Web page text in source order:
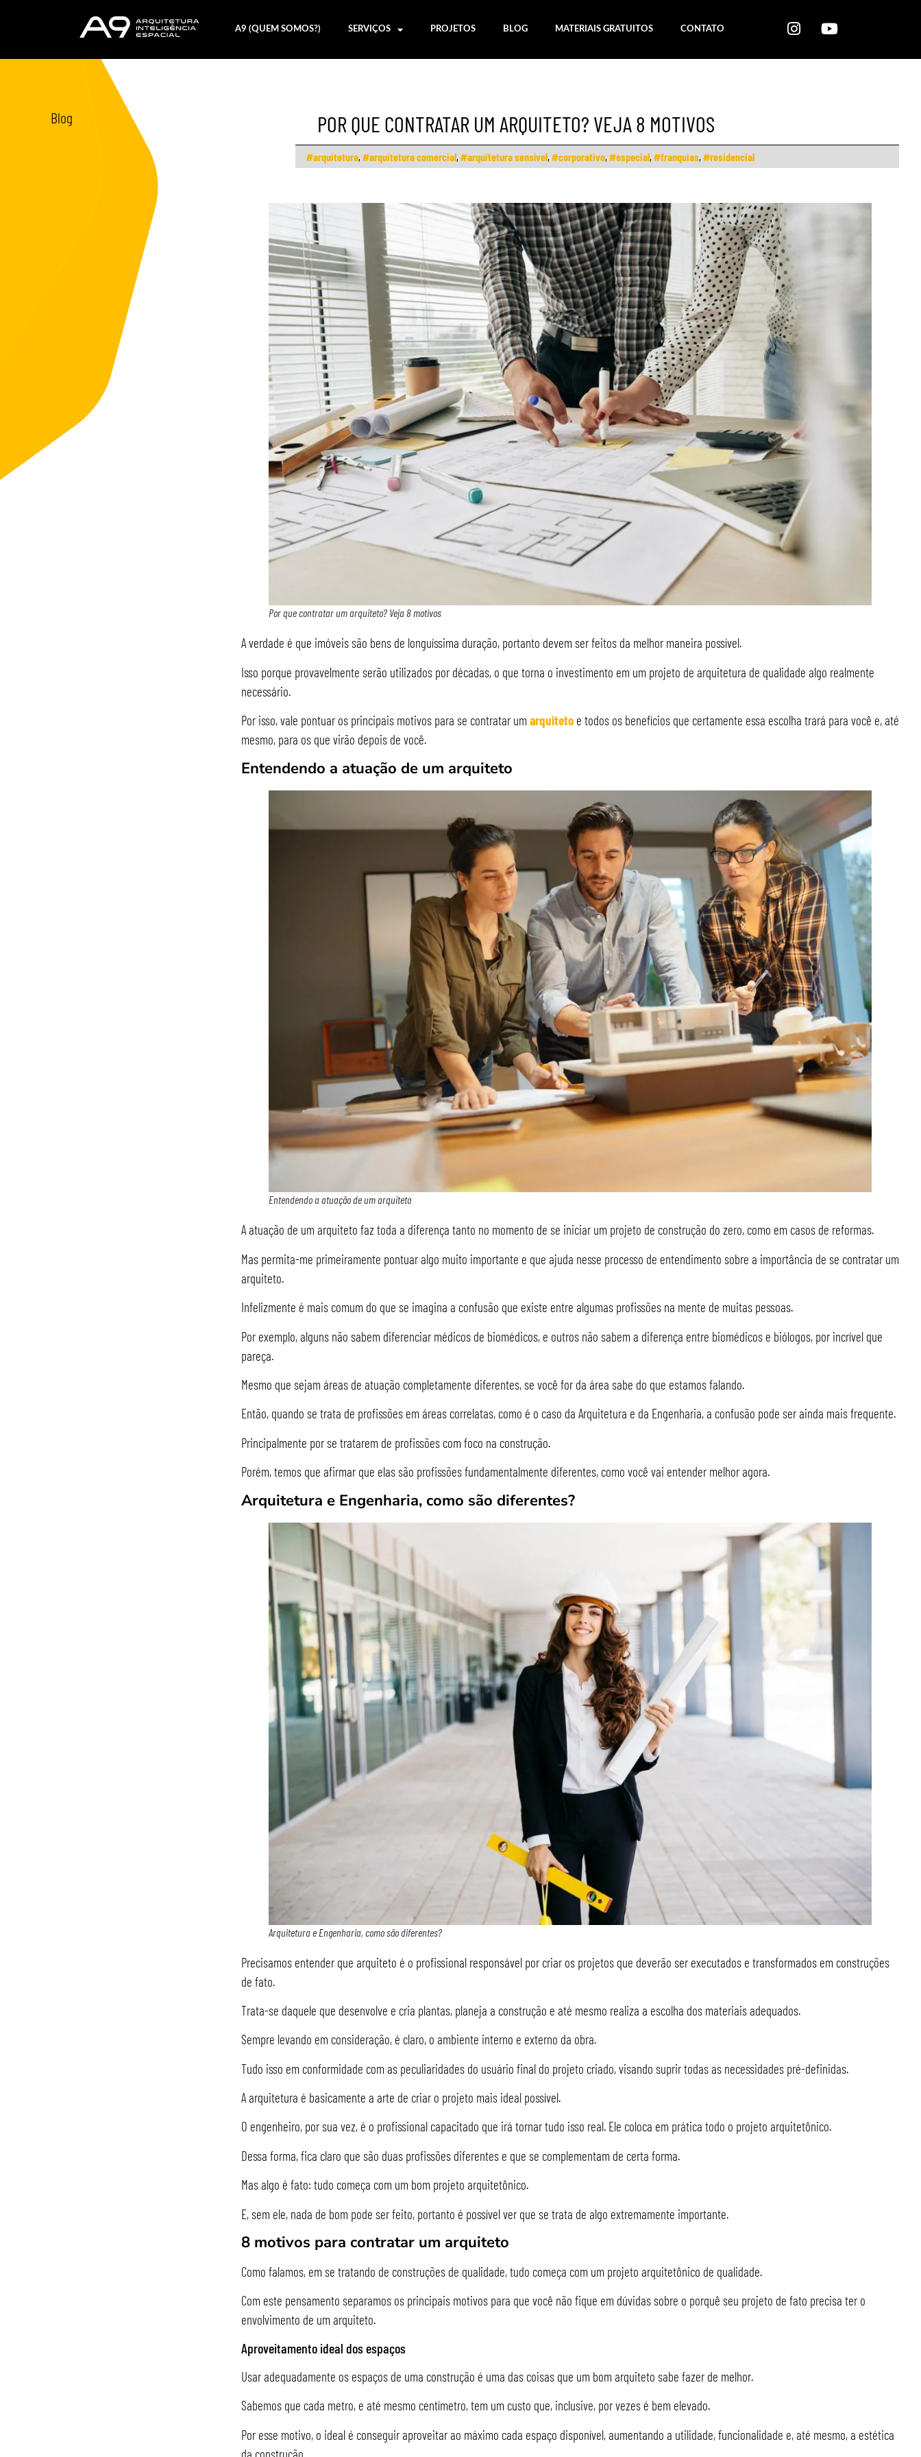
A9 (QUEM SOMOS?) SERVIÇOS PROJETOS BLOG MATERIAIS GRATUITOS CONTATO
Blog POR QUE CONTRATAR UM ARQUITETO? VEJA 8 MOTIVOS
#arquitetura, #arquitetura comercial, #arquitetura sensível, #corporativo, #especial, #franquias, #residencial
Por que contratar um arquiteto? Veja 8 motivos
A verdade é que imóveis são bens de longuíssima duração, portanto devem ser feitos da melhor maneira possível.
Isso porque provavelmente serão utilizados por décadas, o que torna o investimento em um projeto de arquitetura de qualidade algo realmente
necessário.
Por isso, vale pontuar os principais motivos para se contratar um arquiteto e todos os benefícios que certamente essa escolha trará para você e, até
mesmo, para os que virão depois de você.
Entendendo a atuação de um arquiteto
Entendendo a atuação de um arquiteto
A atuação de um arquiteto faz toda a diferença tanto no momento de se iniciar um projeto de construção do zero, como em casos de reformas.
Mas permita-me primeiramente pontuar algo muito importante e que ajuda nesse processo de entendimento sobre a importância de se contratar um
arquiteto.
Infelizmente é mais comum do que se imagina a confusão que existe entre algumas profissões na mente de muitas pessoas.
Por exemplo, alguns não sabem diferenciar médicos de biomédicos, e outros não sabem a diferença entre biomédicos e biólogos, por incrível que
pareça.
Mesmo que sejam áreas de atuação completamente diferentes, se você for da área sabe do que estamos falando.
Então, quando se trata de profissões em áreas correlatas, como é o caso da Arquitetura e da Engenharia, a confusão pode ser ainda mais frequente.
Principalmente por se tratarem de profissões com foco na construção.
Porém, temos que afirmar que elas são profissões fundamentalmente diferentes, como você vai entender melhor agora.
Arquitetura e Engenharia, como são diferentes?
Arquitetura e Engenharia, como são diferentes?
Precisamos entender que arquiteto é o profissional responsável por criar os projetos que deverão ser executados e transformados em construções
de fato.
Trata-se daquele que desenvolve e cria plantas, planeja a construção e até mesmo realiza a escolha dos materiais adequados.
Sempre levando em consideração, é claro, o ambiente interno e externo da obra.
Tudo isso em conformidade com as peculiaridades do usuário final do projeto criado, visando suprir todas as necessidades pré-definidas.
A arquitetura é basicamente a arte de criar o projeto mais ideal possível.
O engenheiro, por sua vez, é o profissional capacitado que irá tornar tudo isso real. Ele coloca em prática todo o projeto arquitetônico.
Dessa forma, fica claro que são duas profissões diferentes e que se complementam de certa forma.
Mas algo é fato: tudo começa com um bom projeto arquitetônico.
E, sem ele, nada de bom pode ser feito, portanto é possível ver que se trata de algo extremamente importante.
8 motivos para contratar um arquiteto
Como falamos, em se tratando de construções de qualidade, tudo começa com um projeto arquitetônico de qualidade.
Com este pensamento separamos os principais motivos para que você não fique em dúvidas sobre o porquê seu projeto de fato precisa ter o
envolvimento de um arquiteto.
Aproveitamento ideal dos espaços
Usar adequadamente os espaços de uma construção é uma das coisas que um bom arquiteto sabe fazer de melhor.
Sabemos que cada metro, e até mesmo centímetro, tem um custo que, inclusive, por vezes é bem elevado.
Por esse motivo, o ideal é conseguir aproveitar ao máximo cada espaço disponível, aumentando a utilidade, funcionalidade e, até mesmo, a estética
da construção.